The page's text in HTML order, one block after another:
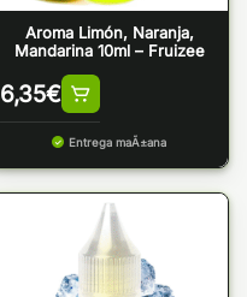
Aroma Limón, Naranja,
Mandarina 10ml – Fruizee
6,35€
Entrega maÃ±ana